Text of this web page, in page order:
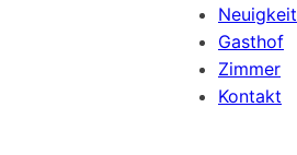
Gasthof
Zimmer
Kontakt